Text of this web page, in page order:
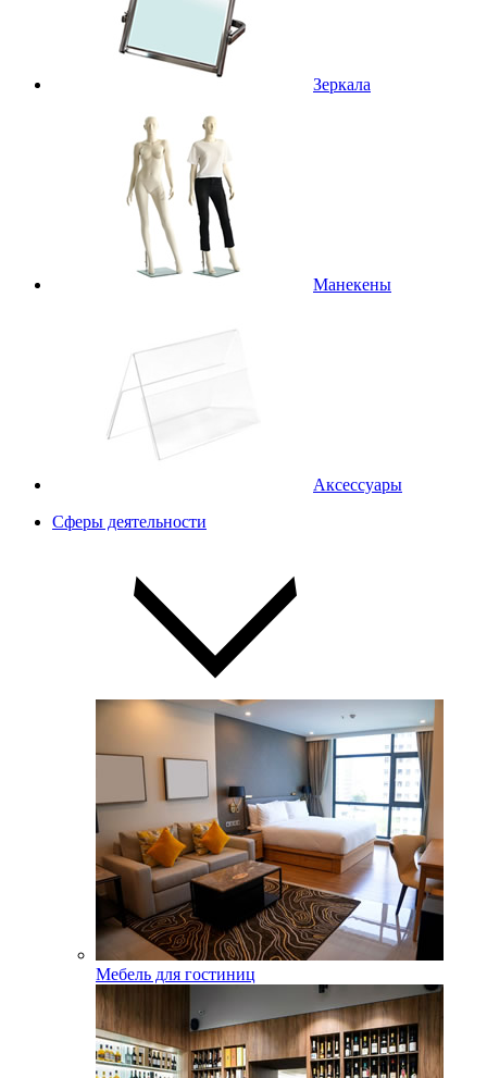
Зеркала
Манекены
Аксессуары
Сферы деятельности
Мебель для гостиниц